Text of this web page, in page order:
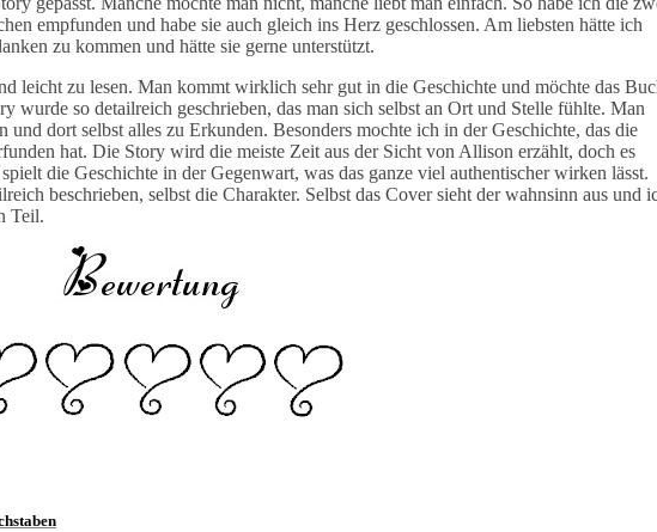
empfunden und habe sie auch gleich ins Herz geschlossen. Am liebsten hätte ich
zu kommen und hätte sie gerne unterstützt.
leicht zu lesen. Man kommt wirklich sehr gut in die Geschichte und möchte das
wurde so detailreich geschrieben, das man sich selbst an Ort und Stelle fühlte. Man
dort selbst alles zu Erkunden. Besonders mochte ich in der Geschichte, das die
hat. Die Story wird die meiste Zeit aus der Sicht von Allison erzählt, doch es
die Geschichte in der Gegenwart, was das ganze viel authentischer wirken lässt.
beschrieben, selbst die Charakter. Selbst das Cover sieht der wahnsinn aus und
Teil.